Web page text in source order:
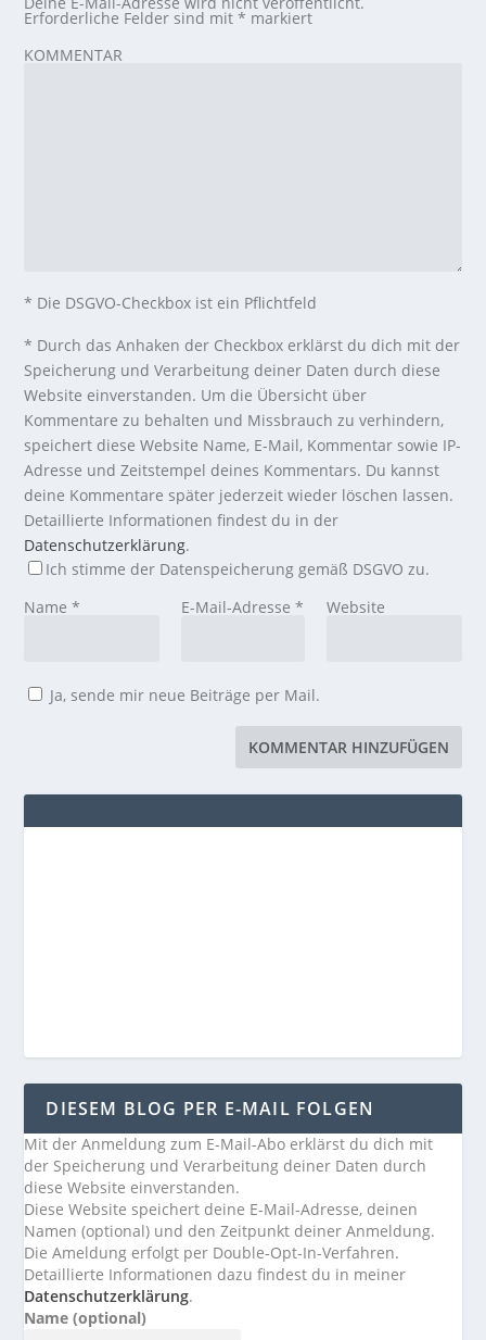
Erforderliche Felder sind mit* markiert
KOMMENTAR
* Die DSGVO-Checkbox ist ein Pflichtfeld
* Durch das Anhaken der Checkbox erklärst du dich mit der
Speicherung und Verarbeitung deiner Daten durch diese
Website einverstanden. Um die Übersicht über
Kommentare zu behalten und Missbrauch zu verhindern,
speichert diese Website Name, E-Mail, Kommentar sowie IP-
Adresse und Zeitstempel deines Kommentars. Du kannst
deine Kommentare später jederzeit wieder löschen lassen.
Detaillierte Informationen findest du in der
Datenschutzerklärung.
Ich stimme der Datenspeicherung gemäß DSGVO zu.
Name* E-Mail-Adresse * Website
Ja, sende mir neue Beiträge per Mail.
DIESEM BLOG PER E-MAIL FOLGEN
Mit der Anmeldung zum E-Mail-Abo erklärst du dich mit
der Speicherung und Verarbeitung deiner Daten durch
diese Website einverstanden.
Diese Website speichert deine E-Mail-Adresse, deinen
Namen (optional) und den Zeitpunkt deiner Anmeldung.
Die Ameldung erfolgt per Double-Opt-In-Verfahren.
Detaillierte Informationen dazu findest du in meiner
Datenschutzerklärung.
Name (optional)